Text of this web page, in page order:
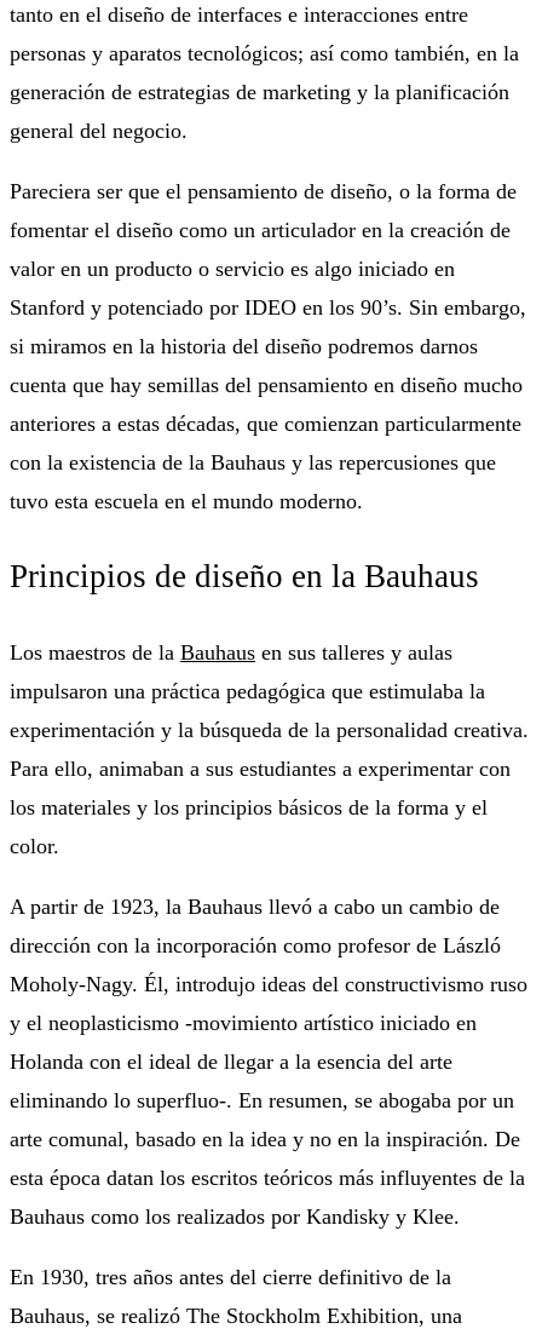
tanto en el diseño de interfaces e interacciones entre
personas y aparatos tecnológicos; así como también, en la
generación de estrategias de marketing y la planificación
general del negocio.
Pareciera ser que el pensamiento de diseño, o la forma de
fomentar el diseño como un articulador en la creación de
valor en un producto o servicio es algo iniciado en
Stanford y potenciado por IDEO en los 90’s. Sin embargo,
si miramos en la historia del diseño podremos darnos
cuenta que hay semillas del pensamiento en diseño mucho
anteriores a estas décadas, que comienzan particularmente
con la existencia de la Bauhaus y las repercusiones que
tuvo esta escuela en el mundo moderno.
Principios de diseño en la Bauhaus
Los maestros de la Bauhaus en sus talleres y aulas
impulsaron una práctica pedagógica que estimulaba la
experimentación y la búsqueda de la personalidad creativa.
Para ello, animaban a sus estudiantes a experimentar con
los materiales y los principios básicos de la forma y el
color.
A partir de 1923, la Bauhaus llevó a cabo un cambio de
dirección con la incorporación como profesor de László
Moholy-Nagy. Él, introdujo ideas del constructivismo ruso
y el neoplasticismo -movimiento artístico iniciado en
Holanda con el ideal de llegar a la esencia del arte
eliminando lo superfluo-. En resumen, se abogaba por un
arte comunal, basado en la idea y no en la inspiración. De
esta época datan los escritos teóricos más influyentes de la
Bauhaus como los realizados por Kandisky y Klee.
En 1930, tres años antes del cierre definitivo de la
Bauhaus, se realizó The Stockholm Exhibition, una